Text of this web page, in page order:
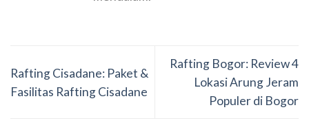
Rafting Cisadane: Paket &
Fasilitas Rafting Cisadane
Rafting Bogor: Review 4
Lokasi Arung Jeram
Populer di Bogor